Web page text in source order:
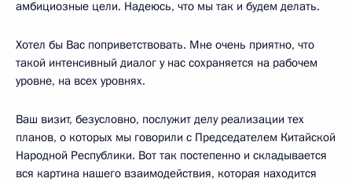
амбициозные цели. Надеюсь, что мы так и будем делать.
Хотел бы Вас поприветствовать. Мне очень приятно, что
такой интенсивный диалог у нас сохраняется на рабочем
уровне, на всех уровнях.
Ваш визит, безусловно, послужит делу реализации тех
планов, о которых мы говорили с Председателем Китайской
Народной Республики. Вот так постепенно и складывается
вся картина нашего взаимодействия, которая находится